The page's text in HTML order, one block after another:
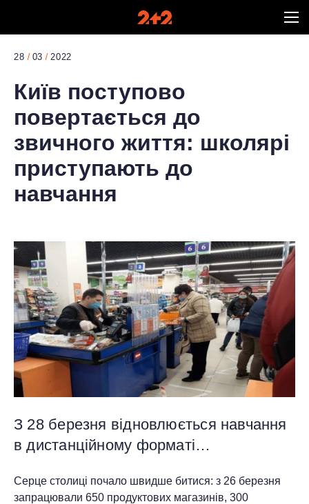
28 03 2022
Київ поступово
повертається до
звичного життя: школярі
приступають до
навчання
З 28 березня відновлюється навчання
в дистанційному форматі…
Серце столиці почало швидше битися: з 26 березня
запрацювали 650 продуктових магазинів, 300